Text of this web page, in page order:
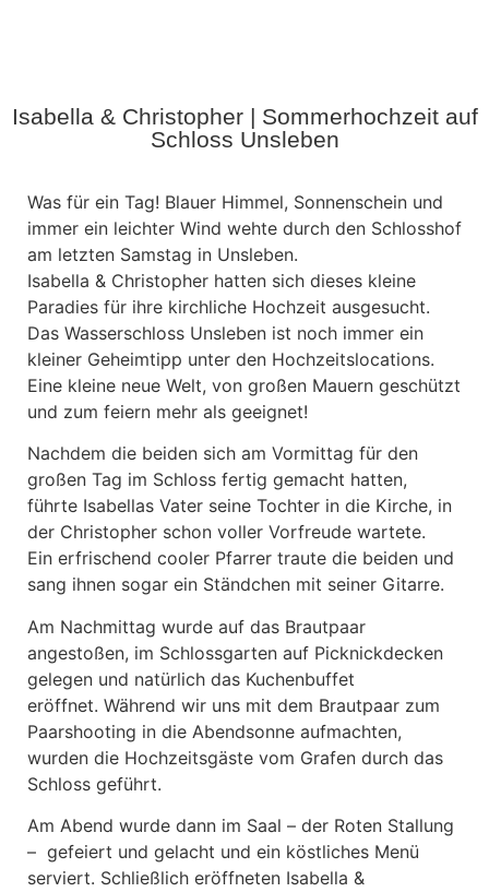
Isabella & Christopher | Sommerhochzeit auf
Schloss Unsleben
Was für ein Tag! Blauer Himmel, Sonnenschein und
immer ein leichter Wind wehte durch den Schlosshof
am letzten Samstag in Unsleben.
Isabella & Christopher hatten sich dieses kleine
Paradies für ihre kirchliche Hochzeit ausgesucht.
Das Wasserschloss Unsleben ist noch immer ein
kleiner Geheimtipp unter den Hochzeitslocations.
Eine kleine neue Welt, von großen Mauern geschützt
und zum feiern mehr als geeignet!
Nachdem die beiden sich am Vormittag für den
großen Tag im Schloss fertig gemacht hatten,
führte Isabellas Vater seine Tochter in die Kirche, in
der Christopher schon voller Vorfreude wartete.
Ein erfrischend cooler Pfarrer traute die beiden und
sang ihnen sogar ein Ständchen mit seiner Gitarre.
Am Nachmittag wurde auf das Brautpaar
angestoßen, im Schlossgarten auf Picknickdecken
gelegen und natürlich das Kuchenbuffet
eröffnet. Während wir uns mit dem Brautpaar zum
Paarshooting in die Abendsonne aufmachten,
wurden die Hochzeitsgäste vom Grafen durch das
Schloss geführt.
Am Abend wurde dann im Saal – der Roten Stallung
– gefeiert und gelacht und ein köstliches Menü
serviert. Schließlich eröffneten Isabella &